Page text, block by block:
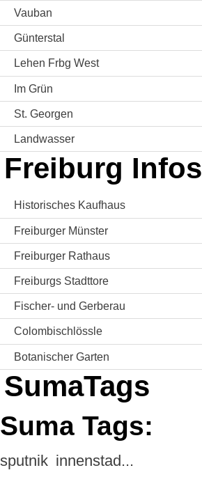
Vauban
Günterstal
Lehen Frbg West
Im Grün
St. Georgen
Landwasser
Freiburg Infos
Historisches Kaufhaus
Freiburger Münster
Freiburger Rathaus
Freiburgs Stadttore
Fischer- und Gerberau
Colombischlössle
Botanischer Garten
SumaTags
Suma Tags:
sputnik innenstad...